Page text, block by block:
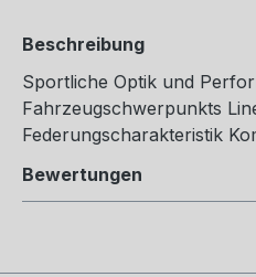
Beschreibung
Sportliche Optik und
Fahrzeugschwerpunkts
Federungscharakteristik
Bewertungen